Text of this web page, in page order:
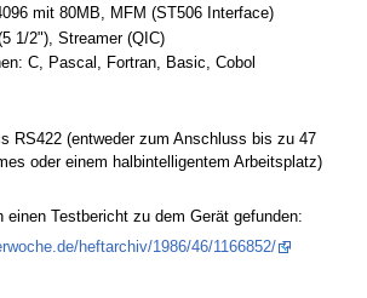
mit 80MB, MFM (ST506 Interface)
1/2"), Streamer (QIC)
C, Pascal, Fortran, Basic, Cobol
RS422 (entweder zum Anschluss bis zu 47
oder einem halbintelligentem Arbeitsplatz)
einen Testbericht zu dem Gerät gefunden:
heftarchiv/1986/46/1166852/